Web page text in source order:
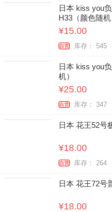
日本 kiss you
H33（颜色随机
¥15.00
自营 库存： 545
日本 kiss you
机）
¥25.00
自营 库存： 347
日本 花王52号
¥18.00
自营 库存： 264
日本 花王72号
¥18.00